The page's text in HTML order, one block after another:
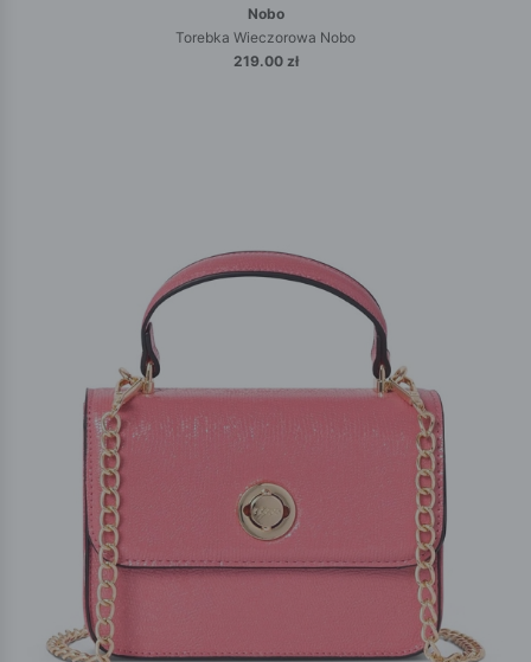
Nobo
Torebka Wieczorowa Nobo
219.00 zł